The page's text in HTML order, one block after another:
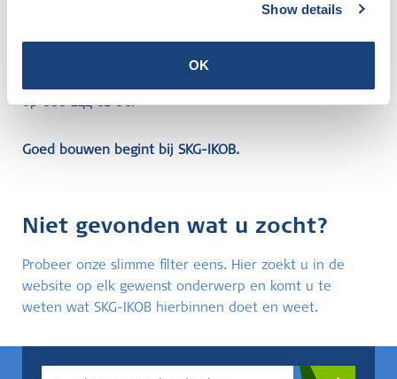
Show details
OK
attest op basis van de KOMO-BRL 2114? Wilt u zich
onderscheiden in de markt met gecertificeerde
reflecterende isolatiematerialen? Neem contact op met
op 088 244 01 00.
Goed bouwen begint bij SKG-IKOB.
Niet gevonden wat u zocht?
Probeer onze slimme filter eens. Hier zoekt u in de
website op elk gewenst onderwerp en komt u te
weten wat SKG-IKOB hierbinnen doet en weet.